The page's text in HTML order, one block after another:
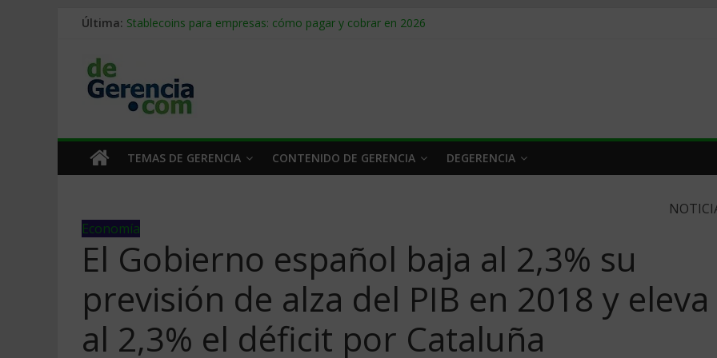
Última: Stablecoins para empresas: cómo pagar y cobrar en 2026
Trabajo forzoso en la cadena de suministro: qué hacer
Mercado hispano de EE. UU.: cómo segmentarlo y venderle
TEMAS DE GERENCIA CONTENIDO DE GERENCIA DEGERENCIA
Economía
El Gobierno español baja al 2,3% su
previsión de alza del PIB en 2018 y eleva
al 2,3% el déficit por Cataluña